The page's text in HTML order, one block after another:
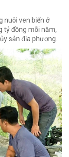
nuôi ven biển ở
tỷ đồng mỗi năm,
sản địa phương.